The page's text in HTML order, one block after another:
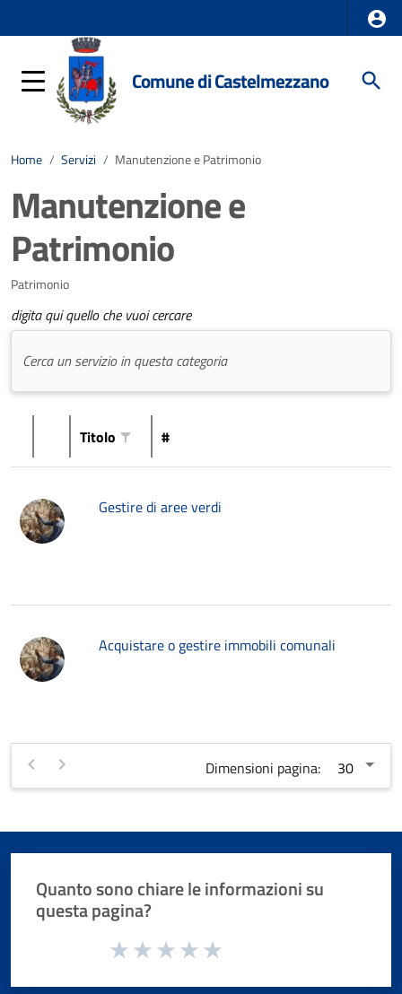
Comune di Castelmezzano
Home / Servizi / Manutenzione e Patrimonio
Manutenzione e
Patrimonio
Patrimonio
digita qui quello che vuoi cercare
Titolo #
Gestire di aree verdi
Acquistare o gestire immobili comunali
Dimensioni pagina:
Quanto sono chiare le informazioni su
questa pagina?
Valuta da 1 a 5 stelle la pagina